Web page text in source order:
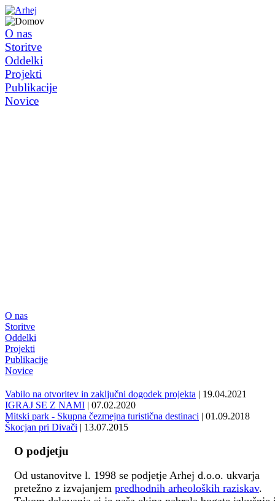
O nas
Storitve
Oddelki
Projekti
Publikacije
Novice
O nas
Storitve
Oddelki
Projekti
Publikacije
Novice
Vabilo na otvoritev in zaključni dogodek projekta | 19.04.2021
IGRAJ SE Z NAMI | 07.02.2020
Mitski park - Skupna čezmejna turistična destinaci | 01.09.2018
Škocjan pri Divači | 13.07.2015
O podjetju
Od ustanovitve l. 1998 se podjetje Arhej d.o.o. ukvarja
pretežno z izvajanjem predhodnih arheoloških raziskav.